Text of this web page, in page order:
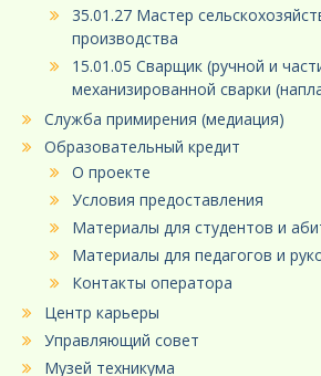
35.01.27 Мастер
производства
15.01.05 Сварщик (ручной и
механизированной сварки
Служба примирения (медиация)
Образовательный кредит
О проекте
Условия предоставления
Материалы для студентов и
Материалы для педагогов и
Контакты оператора
Центр карьеры
Управляющий совет
Музей техникума